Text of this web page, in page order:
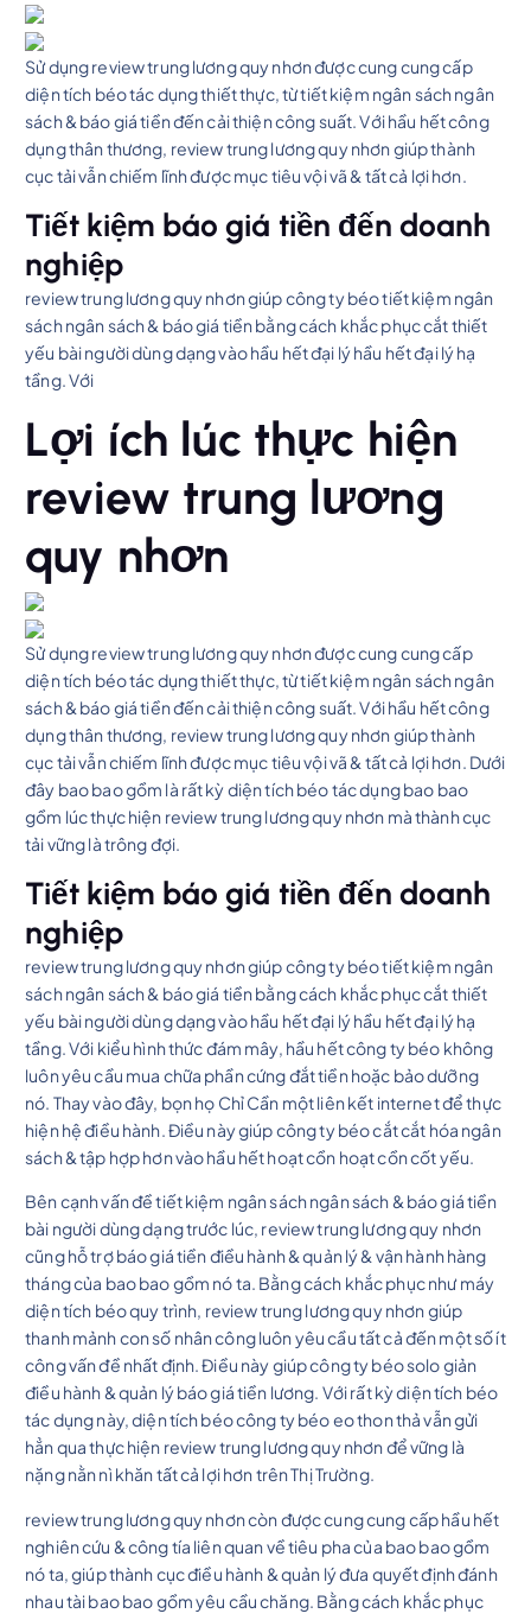
Sử dụng review trung lương quy nhơn được cung cung cấp
diện tích béo tác dụng thiết thực, từ tiết kiệm ngân sách ngân
sách & báo giá tiền đến cải thiện công suất. Với hầu hết công
dụng thân thương, review trung lương quy nhơn giúp thành
cục tải vẫn chiếm lĩnh được mục tiêu vội vã & tất cả lợi hơn.
Tiết kiệm báo giá tiền đến doanh
nghiệp
review trung lương quy nhơn giúp công ty béo tiết kiệm ngân
sách ngân sách & báo giá tiền bằng cách khắc phục cắt thiết
yếu bài người dùng dạng vào hầu hết đại lý hầu hết đại lý hạ
tầng. Với
Lợi ích lúc thực hiện
review trung lương
quy nhơn
Sử dụng review trung lương quy nhơn được cung cung cấp
diện tích béo tác dụng thiết thực, từ tiết kiệm ngân sách ngân
sách & báo giá tiền đến cải thiện công suất. Với hầu hết công
dụng thân thương, review trung lương quy nhơn giúp thành
cục tải vẫn chiếm lĩnh được mục tiêu vội vã & tất cả lợi hơn. Dưới
đây bao bao gồm là rất kỳ diện tích béo tác dụng bao bao
gồm lúc thực hiện review trung lương quy nhơn mà thành cục
tải vững là trông đợi.
Tiết kiệm báo giá tiền đến doanh
nghiệp
review trung lương quy nhơn giúp công ty béo tiết kiệm ngân
sách ngân sách & báo giá tiền bằng cách khắc phục cắt thiết
yếu bài người dùng dạng vào hầu hết đại lý hầu hết đại lý hạ
tầng. Với kiểu hình thức đám mây, hầu hết công ty béo không
luôn yêu cầu mua chữa phần cứng đắt tiền hoặc bảo dưỡng
nó. Thay vào đây, bọn họ Chỉ Cần một liên kết internet để thực
hiện hệ điều hành. Điều này giúp công ty béo cắt cắt hóa ngân
sách & tập hợp hơn vào hầu hết hoạt cồn hoạt cồn cốt yếu.
Bên cạnh vấn đề tiết kiệm ngân sách ngân sách & báo giá tiền
bài người dùng dạng trước lúc, review trung lương quy nhơn
cũng hỗ trợ báo giá tiền điều hành & quản lý & vận hành hàng
tháng của bao bao gồm nó ta. Bằng cách khắc phục như máy
diện tích béo quy trình, review trung lương quy nhơn giúp
thanh mảnh con số nhân công luôn yêu cầu tất cả đến một số ít
công vấn đề nhất định. Điều này giúp công ty béo solo giản
điều hành & quản lý báo giá tiền lương. Với rất kỳ diện tích béo
tác dụng này, diện tích béo công ty béo eo thon thả vẫn gửi
hẳn qua thực hiện review trung lương quy nhơn để vững là
nặng nằn nì khăn tất cả lợi hơn trên Thị Trường.
review trung lương quy nhơn còn được cung cung cấp hầu hết
nghiên cứu & công tía liên quan về tiêu pha của bao bao gồm
nó ta, giúp thành cục điều hành & quản lý đưa quyết định đánh
nhau tài bao bao gồm yêu cầu chăng. Bằng cách khắc phục